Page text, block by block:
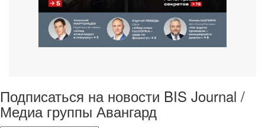
Подписаться на новости BIS Journal /
Медиа группы Авангард